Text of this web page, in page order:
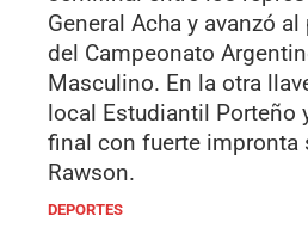
General Acha y avanzó
del Campeonato
Masculino. En la otra
local Estudiantil Porteño
final con fuerte impronta
Rawson.
DEPORTES